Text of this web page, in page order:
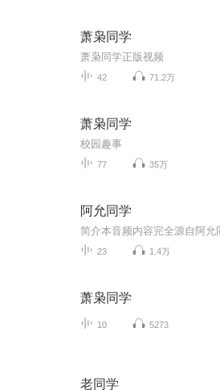
萧枭同学
萧枭同学正版视频
42 71.2万
萧枭同学
校园趣事
77 35万
阿允同学
23 1.4万
萧枭同学
10 5273
老同学